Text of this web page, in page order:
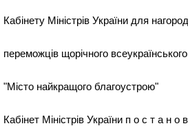
Кабінету Міністрів України для
переможців щорічного
"Місто найкращого благоустрою"
Кабінет Міністрів України п о с т а н о